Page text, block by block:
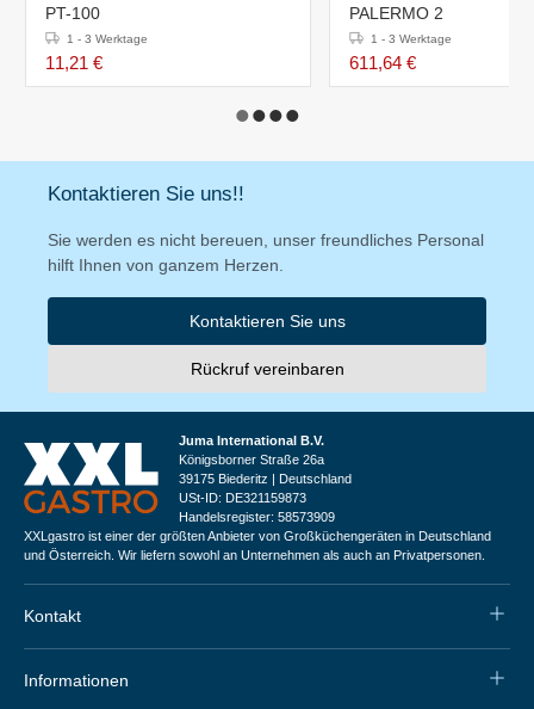
PT-100
1 - 3 Werktage
11,21 €
PALERMO 2
1 - 3 Werktage
611,64 €
Kontaktieren Sie uns!!
Sie werden es nicht bereuen, unser freundliches Personal
hilft Ihnen von ganzem Herzen.
Kontaktieren Sie uns
Rückruf vereinbaren
Juma International B.V.
Königsborner Straße 26a
39175 Biederitz | Deutschland
USt-ID: DE321159873
Handelsregister: 58573909
XXLgastro ist einer der größten Anbieter von Großküchengeräten in Deutschland
und Österreich. Wir liefern sowohl an Unternehmen als auch an Privatpersonen.
Kontakt
Informationen